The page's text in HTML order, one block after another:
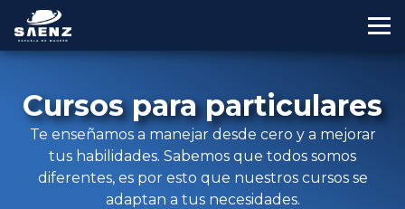
content
Cursos para particulares
Te enseñamos a manejar desde cero y a mejorar
tus habilidades. Sabemos que todos somos
diferentes, es por esto que nuestros cursos se
adaptan a tus necesidades.